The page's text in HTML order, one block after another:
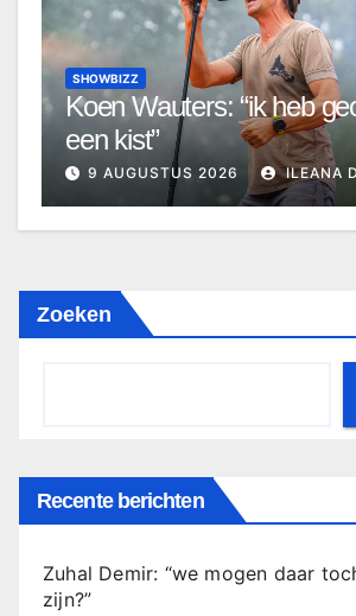
SHOWBIZZ
Koen Wauters: “ik heb
een kist”
9 AUGUSTUS 2026 ILEANA
Zoeken
Recente berichten
Zuhal Demir: “we mogen daar
zijn?”